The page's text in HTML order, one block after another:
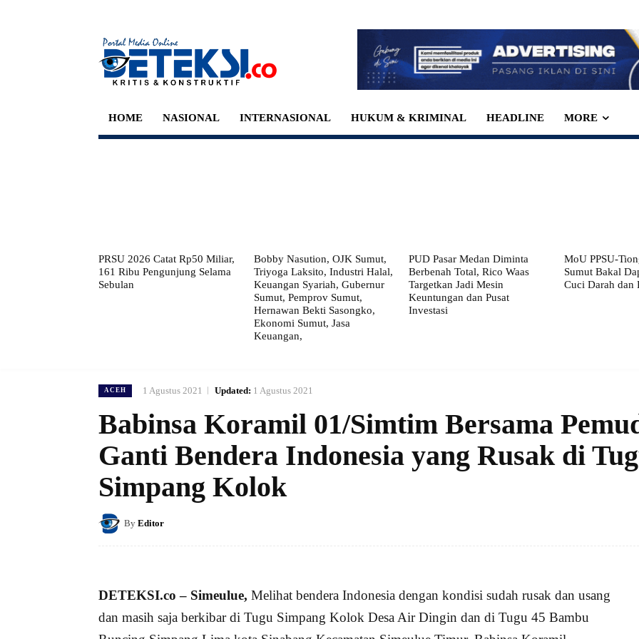
HOME NASIONAL INTERNASIONAL HUKUM & KRIMINAL HEADLINE MORE
PRSU 2026 Catat Rp50 Miliar,
161 Ribu Pengunjung Selama
Sebulan
Bobby Nasution, OJK Sumut,
Triyoga Laksito, Industri Halal,
Keuangan Syariah, Gubernur
Sumut, Pemprov Sumut,
Hernawan Bekti Sasongko,
Ekonomi Sumut, Jasa
Keuangan,
PUD Pasar Medan Diminta
Berbenah Total, Rico Waas
Targetkan Jadi Mesin
Keuntungan dan Pusat
Investasi
MoU PPSU-
Sumut Bakal
Cuci Darah dan
ACEH 1 Agustus 2021 Updated: 1 Agustus 2021
Babinsa Koramil 01/Simtim Bersama
Ganti Bendera Indonesia yang Rusak di
Simpang Kolok
By Editor
DETEKSI.co – Simeulue, Melihat bendera Indonesia dengan kondisi sudah rusak dan usang
dan masih saja berkibar di Tugu Simpang Kolok Desa Air Dingin dan di Tugu 45 Bambu